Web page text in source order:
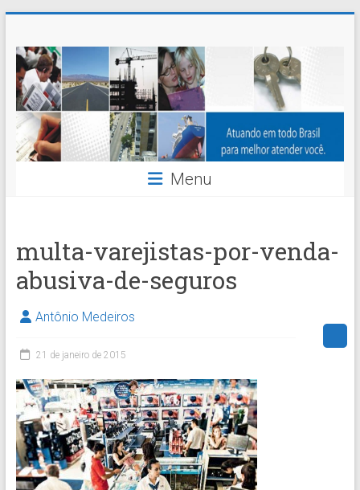
content
Nossaseg
Administração
e
Corretagem
de
Ltda.
Menu
multa-varejistas-por-venda-
abusiva-de-seguros
Antônio Medeiros
21 de janeiro de 2015